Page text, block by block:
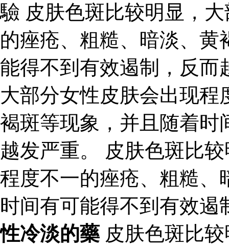
驗 皮肤色斑比较明显，
的痤疮、粗糙、暗淡、
能得不到有效遏制，反而
大部分女性皮肤会出现
褐斑等现象，并且随着时
越发严重。 皮肤色斑比
程度不一的痤疮、粗糙、
时间有可能得不到有效
性冷淡的藥 皮肤色斑比